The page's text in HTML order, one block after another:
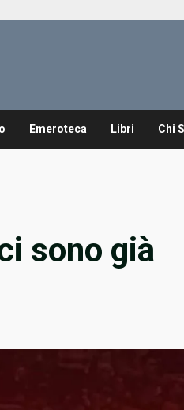
Emeroteca Libri Chi
sono già